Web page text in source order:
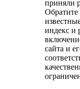
приняли
индекс и
сайта и